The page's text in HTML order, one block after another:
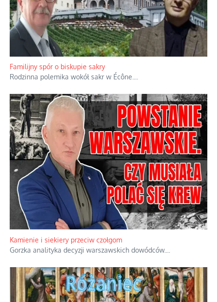
Familijny spór o biskupie sakry
Rodzinna polemika wokół sakr w Écône.
Kamienie i siekiery przeciw czołgom
Gorzka analityka decyzji warszawskich dowódców.